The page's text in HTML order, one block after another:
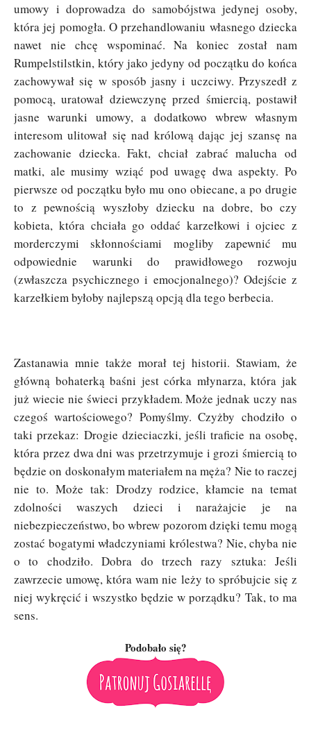
umowy i doprowadza do samobójstwa jedynej osoby,
która jej pomogła. O przehandlowaniu własnego dziecka
nawet nie chcę wspominać. Na koniec został nam
Rumpelstilstkin, który jako jedyny od początku do końca
zachowywał się w sposób jasny i uczciwy. Przyszedł z
pomocą, uratował dziewczynę przed śmiercią, postawił
jasne warunki umowy, a dodatkowo wbrew własnym
interesom ulitował się nad królową dając jej szansę na
zachowanie dziecka. Fakt, chciał zabrać malucha od
matki, ale musimy wziąć pod uwagę dwa aspekty. Po
pierwsze od początku było mu ono obiecane, a po drugie
to z pewnością wyszłoby dziecku na dobre, bo czy
kobieta, która chciała go oddać karzełkowi i ojciec z
morderczymi skłonnościami mogliby zapewnić mu
odpowiednie warunki do prawidłowego rozwoju
(zwłaszcza psychicznego i emocjonalnego)? Odejście z
karzełkiem byłoby najlepszą opcją dla tego berbecia.
Zastanawia mnie także morał tej historii. Stawiam, że
główną bohaterką baśni jest córka młynarza, która jak
już wiecie nie świeci przykładem. Może jednak uczy nas
czegoś wartościowego? Pomyślmy. Czyżby chodziło o
taki przekaz: Drogie dzieciaczki, jeśli traficie na osobę,
która przez dwa dni was przetrzymuje i grozi śmiercią to
będzie on doskonałym materiałem na męża? Nie to raczej
nie to. Może tak: Drodzy rodzice, kłamcie na temat
zdolności waszych dzieci i narażajcie je na
niebezpieczeństwo, bo wbrew pozorom dzięki temu mogą
zostać bogatymi władczyniami królestwa? Nie, chyba nie
o to chodziło. Dobra do trzech razy sztuka: Jeśli
zawrzecie umowę, która wam nie leży to spróbujcie się z
niej wykręcić i wszystko będzie w porządku? Tak, to ma
sens.
Podobało się?